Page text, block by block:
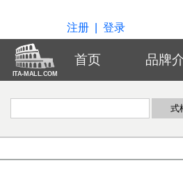
注册 登录
ITA-MALL.COM
首页 品牌